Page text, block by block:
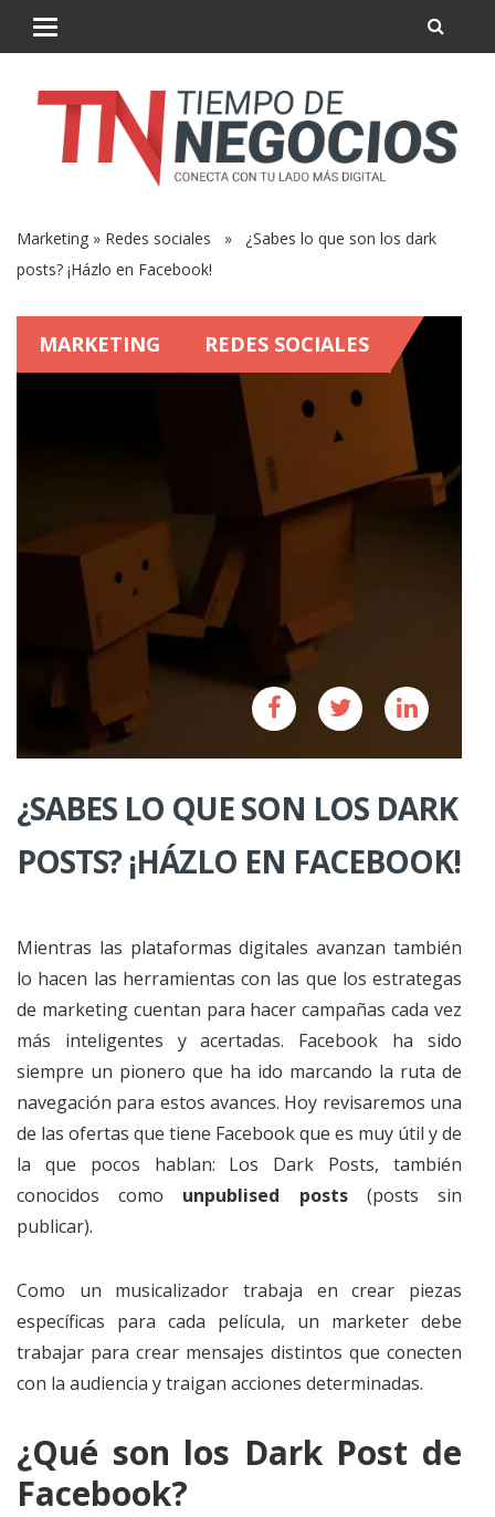
Marketing » Redes sociales » ¿Sabes lo que son los dark
posts? ¡Házlo en Facebook!
MARKETING REDES SOCIALES
¿SABES LO QUE SON LOS DARK
POSTS? ¡HÁZLO EN FACEBOOK!
Mientras las plataformas digitales avanzan también
lo hacen las herramientas con las que los estrategas
de marketing cuentan para hacer campañas cada vez
más inteligentes y acertadas. Facebook ha sido
siempre un pionero que ha ido marcando la ruta de
navegación para estos avances. Hoy revisaremos una
de las ofertas que tiene Facebook que es muy útil y de
la que pocos hablan: Los Dark Posts, también
conocidos como unpublised posts(posts sin
publicar).
Como un musicalizador trabaja en crear piezas
específicas para cada película, un marketer debe
trabajar para crear mensajes distintos que conecten
con la audiencia y traigan acciones determinadas.
¿Qué son los Dark Post de
Facebook?